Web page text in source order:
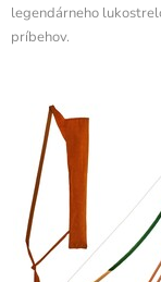
legendárneho
príbehov.